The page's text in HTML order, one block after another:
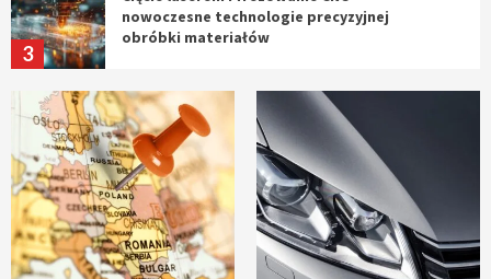
3
nowoczesne technologie precyzyjnej
obróbki materiałów
4
Czy sztuczna inteligencja wyprze pracę
geodety w przyszłości?
Tworzenie aplikacji internetowych – jak
powstają nowoczesne rozwiązania cyfrowe